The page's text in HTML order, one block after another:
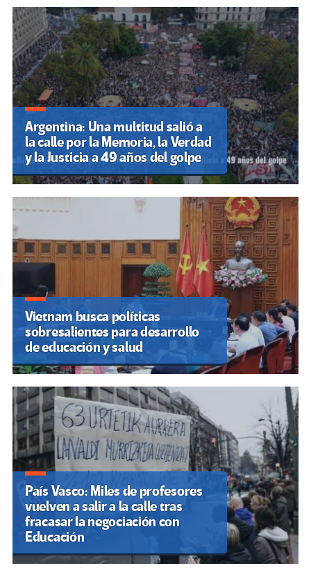
Argentina: Una multitud salió a
la calle por la Memoria, la Verdad
y la Justicia a 49 años del golpe
Vietnam busca políticas
sobresalientes para desarrollo
de educación y salud
País Vasco: Miles de profesores
vuelven a salir a la calle tras
fracasar la negociación con
Educación